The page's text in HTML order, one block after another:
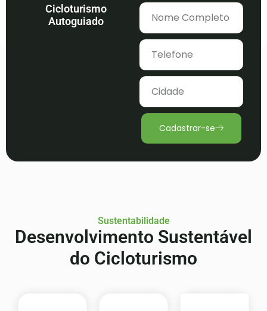
Cicloturismo
Autoguiado
Cadastrar-se
Sustentabilidade
Desenvolvimento Sustentável
do Cicloturismo